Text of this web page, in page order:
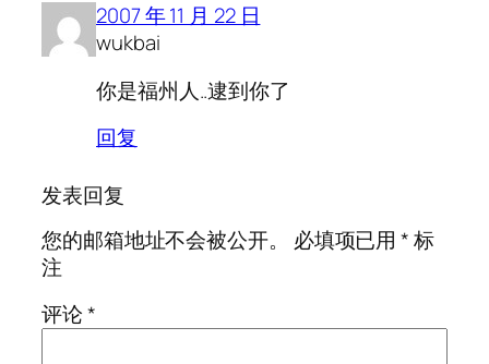
2007 年 11 月 22 日
wukbai
你是福州人..逮到你了
回复
发表回复
您的邮箱地址不会被公开。
必填项已用*标
注
评论*